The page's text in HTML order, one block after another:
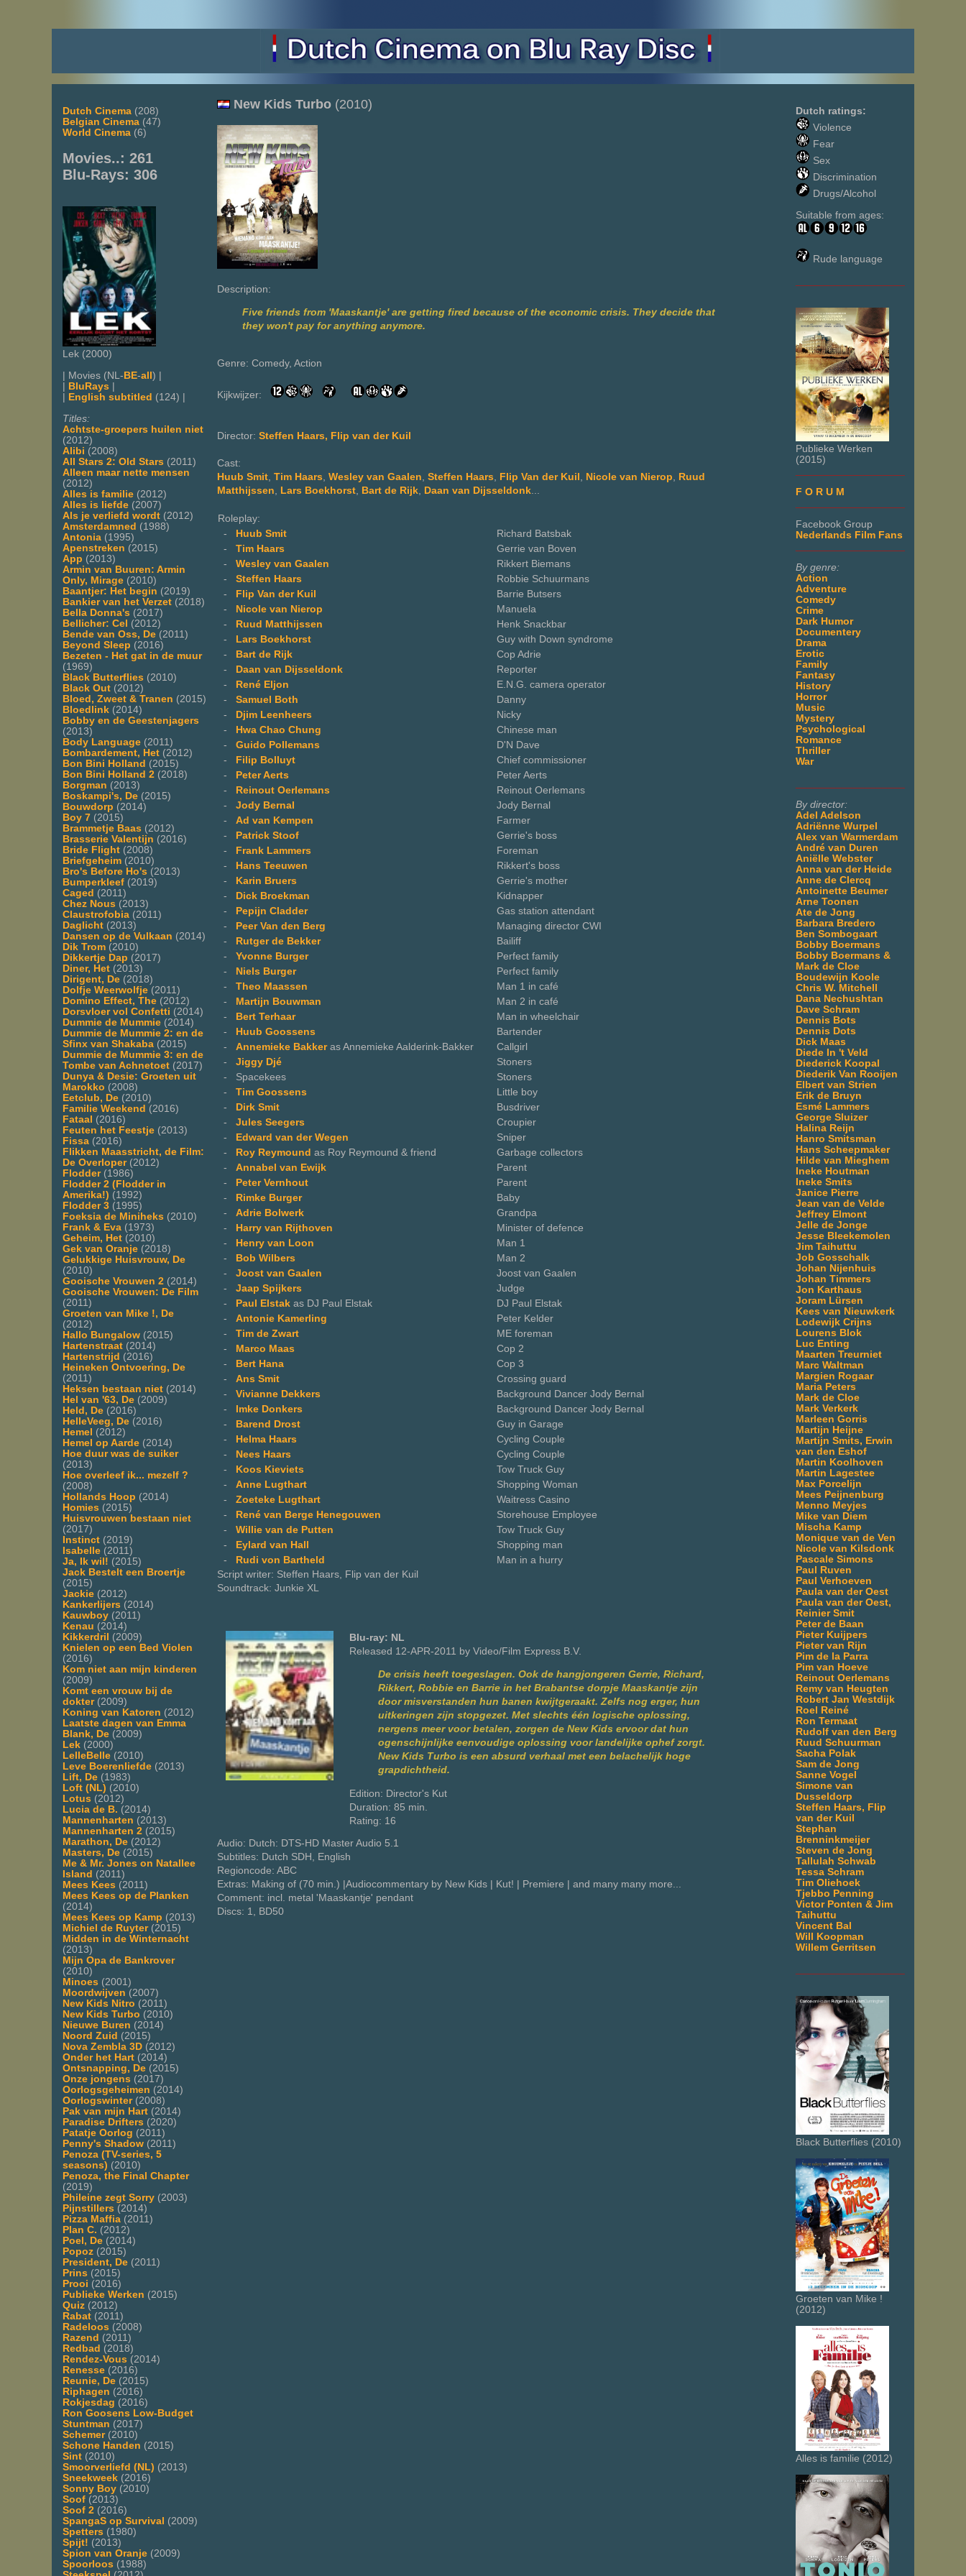
Dutch Cinema (208)
Belgian Cinema (47)
World Cinema (6)
Movies..: 261
Blu-Rays: 306
Lek (2000)
| Movies (NL- BE-all ) |
BluRays
English subtitled (124) |
Titles:
Achtste-groepers huilen niet
(2012)
Alibi (2008)
All Stars 2: Old Stars (2011)
Alleen maar nette mensen
(2012)
Alles is familie (2012)
Alles is liefde (2007)
Als je verliefd wordt (2012)
Amsterdamned (1988)
Antonia (1995)
Apenstreken (2015)
App (2013)
Armin van Buuren: Armin
Only, Mirage (2010)
Baantjer: Het begin (2019)
Bankier van het Verzet (2018)
Bella Donna's (2017)
Bellicher: Cel (2012)
Bende van Oss, De (2011)
Beyond Sleep (2016)
Bezeten - Het gat in de muur
(1969)
Black Butterflies (2010)
Black Out (2012)
Bloed, Zweet & Tranen (2015)
Bloedlink (2014)
Bobby en de Geestenjagers
(2013)
Body Language (2011)
Bombardement, Het (2012)
Bon Bini Holland (2015)
Bon Bini Holland 2 (2018)
Borgman (2013)
Boskampi's, De (2015)
Bouwdorp (2014)
Boy 7 (2015)
Brammetje Baas (2012)
Brasserie Valentijn (2016)
Bride Flight (2008)
Briefgeheim (2010)
Bro's Before Ho's (2013)
Bumperkleef (2019)
Caged (2011)
Chez Nous (2013)
Claustrofobia (2011)
Daglicht (2013)
Dansen op de Vulkaan (2014)
Dik Trom (2010)
Dikkertje Dap (2017)
Diner, Het (2013)
Dirigent, De (2018)
Dolfje Weerwolfje (2011)
Domino Effect, The (2012)
Dorsvloer vol Confetti (2014)
Dummie de Mummie (2014)
Dummie de Mummie 2: en de
Sfinx van Shakaba (2015)
Dummie de Mummie 3: en de
Tombe van Achnetoet (2017)
Dunya & Desie: Groeten uit
Marokko (2008)
Eetclub, De (2010)
Familie Weekend (2016)
Fataal (2016)
Feuten het Feestje (2013)
Fissa (2016)
Flikken Maasstricht, de Film:
De Overloper(2012)
Flodder(1986)
Flodder 2 (Flodder in
Amerika!) (1992)
Flodder 3 (1995)
Foeksia de Miniheks (2010)
Frank & Eva (1973)
Geheim, Het (2010)
Gek van Oranje (2018)
Gelukkige Huisvrouw, De
(2010)
Gooische Vrouwen 2 (2014)
Gooische Vrouwen: De Film
(2011)
Groeten van Mike !, De
(2012)
Hallo Bungalow (2015)
Hartenstraat (2014)
Hartenstrijd (2016)
Heineken Ontvoering, De
(2011)
Heksen bestaan niet (2014)
Hel van '63, De (2009)
Held, De (2016)
HelleVeeg, De (2016)
Hemel (2012)
Hemel op Aarde (2014)
Hoe duur was de suiker
(2013)
Hoe overleef ik... mezelf ?
(2008)
Hollands Hoop (2014)
Homies (2015)
Huisvrouwen bestaan niet
(2017)
Instinct (2019)
Isabelle (2011)
Ja, Ik wil! (2015)
Jack Bestelt een Broertje
(2015)
Jackie (2012)
Kankerlijers (2014)
Kauwboy (2011)
Kenau (2014)
Kikkerdril
(2009)
Knielen op een Bed Violen
(2016)
Kom niet aan mijn kinderen
(2009)
Komt een vrouw bij de
dokter(2009)
Koning van Katoren (2012)
Laatste dagen van Emma
Blank, De (2009)
Lek (2000)
LelleBelle (2010)
Leve Boerenliefde (2013)
Lift, De (1983)
Loft (NL) (2010)
Lotus (2012)
Lucia de B. (2014)
Mannenharten (2013)
Mannenharten 2 (2015)
Marathon, De (2012)
Masters, De (2015)
Me & Mr. Jones on Natallee
Island (2011)
Mees Kees (2011)
Mees Kees op de Planken
(2014)
Mees Kees op Kamp (2013)
Michiel de Ruyter(2015)
Midden in de Winternacht
(2013)
Mijn Opa de Bankrover
(2010)
Minoes (2001)
Moordwijven (2007)
New Kids Nitro (2011)
New Kids Turbo (2010)
Nieuwe Buren (2014)
Noord Zuid (2015)
Nova Zembla 3D (2012)
Onder het Hart (2014)
Ontsnapping, De (2015)
Onze jongens (2017)
Oorlogsgeheimen (2014)
Oorlogswinter(2008)
Pak van mijn Hart (2014)
Paradise Drifters (2020)
Patatje Oorlog (2011)
Penny's Shadow (2011)
Penoza (TV-series, 5
seasons) (2010)
Penoza, the Final Chapter
(2019)
Phileine zegt Sorry (2003)
Pijnstillers (2014)
Pizza Maffia (2011)
Plan C. (2012)
Poel, De (2014)
Popoz (2015)
President, De (2011)
Prins (2015)
Prooi (2016)
Publieke Werken (2015)
Quiz (2012)
Rabat (2011)
Radeloos (2008)
Razend (2011)
Redbad (2018)
Rendez-Vous (2014)
Renesse (2016)
Reunie, De (2015)
Riphagen (2016)
Rokjesdag (2016)
Ron Goosens Low-Budget
Stuntman (2017)
Schemer(2010)
Schone Handen (2015)
Sint (2010)
Smoorverliefd (NL) (2013)
Sneekweek (2016)
Sonny Boy (2010)
Soof (2013)
Soof 2 (2016)
SpangaS op Survival (2009)
Spetters (1980)
Spijt! (2013)
Spion van Oranje (2009)
Spoorloos (1988)
Dutch ratings:
Violence
Fear
Sex
Discrimination
Drugs/Alcohol
Suitable from ages:
Rude language
Publieke Werken
(2015)
F O R U M
Facebook Group
Nederlands Film Fans
By genre:
Action
Adventure
Comedy
Crime
Dark Humor
Documentery
Drama
Erotic
Family
Fantasy
History
Horror
Music
Mystery
Psychological
Romance
Thriller
War
By director:
Adel Adelson
Adriënne Wurpel
Alex van Warmerdam
André van Duren
Aniëlle Webster
Anna van der Heide
Anne de Clercq
Antoinette Beumer
Arne Toonen
Ate de Jong
Barbara Bredero
Ben Sombogaart
Bobby Boermans
Bobby Boermans &
Mark de Cloe
Boudewijn Koole
Chris W. Mitchell
Dana Nechushtan
Dave Schram
Dennis Bots
Dennis Dots
Dick Maas
Diede In 't Veld
Diederick Koopal
Diederik Van Rooijen
Elbert van Strien
Erik de Bruyn
Esmé Lammers
George Sluizer
Halina Reijn
Hanro Smitsman
Hans Scheepmaker
Hilde van Mieghem
Ineke Houtman
Ineke Smits
Janice Pierre
Jean van de Velde
Jeffrey Elmont
Jelle de Jonge
Jesse Bleekemolen
Jim Taihuttu
Job Gosschalk
Johan Nijenhuis
Johan Timmers
Jon Karthaus
Joram Lürsen
Kees van Nieuwkerk
Lodewijk Crijns
Lourens Blok
Luc Enting
Maarten Treurniet
Marc Waltman
Margien Rogaar
Maria Peters
Mark de Cloe
Mark Verkerk
Marleen Gorris
Martijn Heijne
Martijn Smits, Erwin
van den Eshof
Martin Koolhoven
Martin Lagestee
Max Porcelijn
Mees Peijnenburg
Menno Meyjes
Mike van Diem
Mischa Kamp
Monique van de Ven
Nicole van Kilsdonk
Pascale Simons
Paul Ruven
Paul Verhoeven
Paula van der Oest
Paula van der Oest,
Reinier Smit
Peter de Baan
Pieter Kuijpers
Pieter van Rijn
Pim de la Parra
Pim van Hoeve
Reinout Oerlemans
Remy van Heugten
Robert Jan Westdijk
Roel Reiné
Ron Termaat
Rudolf van den Berg
Ruud Schuurman
Sacha Polak
Sam de Jong
Sanne Vogel
Simone van
Dusseldorp
Steffen Haars, Flip
van der Kuil
Stephan
Brenninkmeijer
Steven de Jong
Tallulah Schwab
Tessa Schram
Tim Oliehoek
Tjebbo Penning
Victor Ponten & Jim
Taihuttu
Vincent Bal
Will Koopman
Willem Gerritsen
Black Butterflies (2010)
Groeten van Mike !
(2012)
Alles is familie (2012)
New Kids Turbo (2010)
Description:
Five friends from 'Maaskantje' are getting fired because of the economic crisis. They decide that
they won't pay for anything anymore.
Genre: Comedy, Action
Kijkwijzer:
Director: Steffen Haars, Flip van der Kuil
Cast:
Huub Smit Tim Haars Wesley van Gaalen Steffen Haars Flip Van der Kuil Nicole van Nierop
Ruud
Matthijssen
Lars Boekhorst Bart de Rijk Daan van Dijsseldonk
Roleplay:
-
Huub Smit
Richard Batsbak
- Tim Haars
Gerrie van Boven
- Wesley van Gaalen
Rikkert Biemans
- Steffen Haars
Robbie Schuurmans
-
Flip Van der Kuil
Barrie Butsers
-
Nicole van Nierop
Manuela
-
Ruud Matthijssen
Henk Snackbar
-
Lars Boekhorst
Guy with Down syndrome
-
Bart de Rijk
Cop Adrie
-
Daan van Dijsseldonk
Reporter
-
René Eljon
E.N.G. camera operator
- Samuel Both
Danny
-
Djim Leenheers
Nicky
-
Hwa Chao Chung
Chinese man
- Guido Pollemans
D'N Dave
-
Filip Bolluyt
Chief commissioner
-
Peter Aerts
Peter Aerts
-
Reinout Oerlemans
Reinout Oerlemans
- Jody Bernal
Jody Bernal
- Ad van Kempen
Farmer
-
Patrick Stoof
Gerrie's boss
-
Frank Lammers
Foreman
-
Hans Teeuwen
Rikkert's boss
-
Karin Bruers
Gerrie's mother
-
Dick Broekman
Kidnapper
-
Pepijn Cladder
Gas station attendant
-
Peer Van den Berg
Managing director CWI
-
Rutger de Bekker
Bailiff
- Yvonne Burger
Perfect family
-
Niels Burger
Perfect family
- Theo Maassen
Man 1 in café
-
Martijn Bouwman
Man 2 in café
-
Bert Terhaar
Man in wheelchair
-
Huub Goossens
Bartender
- Annemieke Bakker as Annemieke Aalderink-Bakker
Callgirl
- Jiggy Djé
Stoners
- Spacekees
Stoners
- Tim Goossens
Little boy
-
Dirk Smit
Busdriver
- Jules Seegers
Croupier
-
Edward van der Wegen
Sniper
-
Roy Reymound as Roy Reymound & friend
Garbage collectors
- Annabel van Ewijk
Parent
-
Peter Vernhout
Parent
-
Rimke Burger
Baby
- Adrie Bolwerk
Grandpa
-
Harry van Rijthoven
Minister of defence
-
Henry van Loon
Man 1
-
Bob Wilbers
Man 2
- Joost van Gaalen
Joost van Gaalen
- Jaap Spijkers
Judge
-
Paul Elstak as DJ Paul Elstak
DJ Paul Elstak
- Antonie Kamerling
Peter Kelder
- Tim de Zwart
ME foreman
-
Marco Maas
Cop 2
-
Bert Hana
Cop 3
- Ans Smit
Crossing guard
- Vivianne Dekkers
Background Dancer Jody Bernal
-
Imke Donkers
Background Dancer Jody Bernal
-
Barend Drost
Guy in Garage
-
Helma Haars
Cycling Couple
-
Nees Haars
Cycling Couple
-
Koos Kieviets
Tow Truck Guy
- Anne Lugthart
Shopping Woman
- Zoeteke Lugthart
Waitress Casino
-
René van Berge Henegouwen
Storehouse Employee
- Willie van de Putten
Tow Truck Guy
-
Eylard van Hall
Shopping man
-
Rudi von Bartheld
Man in a hurry
Script writer: Steffen Haars, Flip van der Kuil
Soundtrack: Junkie XL
Blu-ray: NL
Released 12-APR-2011 by Video/Film Express B.V.
De crisis heeft toegeslagen. Ook de hangjongeren Gerrie, Richard,
Rikkert, Robbie en Barrie in het Brabantse dorpje Maaskantje zijn
door misverstanden hun banen kwijtgeraakt. Zelfs nog erger, hun
uitkeringen zijn stopgezet. Met slechts één logische oplossing,
nergens meer voor betalen, zorgen de New Kids ervoor dat hun
ogenschijnlijke eenvoudige oplossing voor landelijke ophef zorgt.
New Kids Turbo is een absurd verhaal met een belachelijk hoge
grapdichtheid.
Edition: Director's Kut
Duration: 85 min.
Rating: 16
Audio: Dutch: DTS-HD Master Audio 5.1
Subtitles: Dutch SDH, English
Regioncode: ABC
Extras: Making of (70 min.) |Audiocommentary by New Kids | Kut! | Premiere | and many many more...
Comment: incl. metal 'Maaskantje' pendant
Discs: 1, BD50